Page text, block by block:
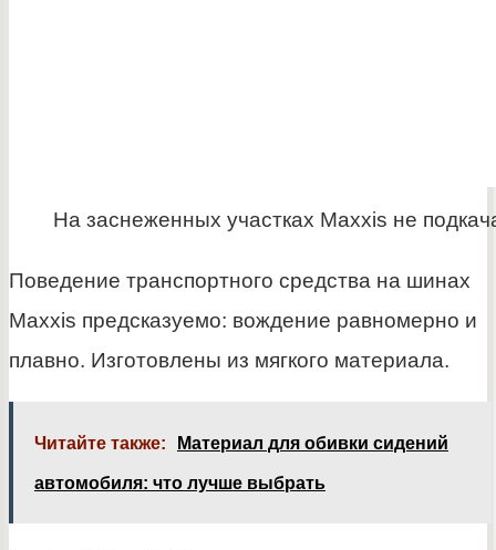
На заснеженных участках Maxxis не
Поведение транспортного средства на шинах
Maxxis предсказуемо: вождение равномерно и
плавно. Изготовлены из мягкого материала.
Читайте также: Материал для обивки сидений
автомобиля: что лучше выбрать